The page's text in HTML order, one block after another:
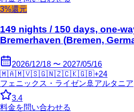
3%還元
149 nights / 150 days, one-
Bremerhaven (Bremen,
2026/12/18 〜 2027/05/16
🇲🇦🇲🇻🇸🇬🇳🇿🇨🇰🇬🇧+24
フェニックス・ライゼン 🚢 アルタニア
3.4
料金を問い合わせる